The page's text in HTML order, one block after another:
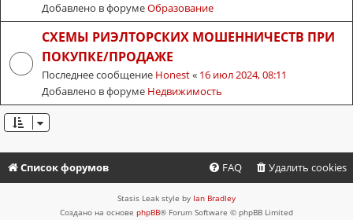
Добавлено в форумеОбразование
СХЕМЫ РИЭЛТОРСКИХ МОШЕННИЧЕСТВ ПРИ
ПОКУПКЕ/ПРОДАЖЕ
Последнее сообщение Honest« 16 июл 2024, 08:11
Добавлено в форуме Недвижимость
Список форумов Удалить cookies
FAQ
Stasis Leak style by Ian Bradley
Создано на основе phpBB® Forum Software © phpBB Limited